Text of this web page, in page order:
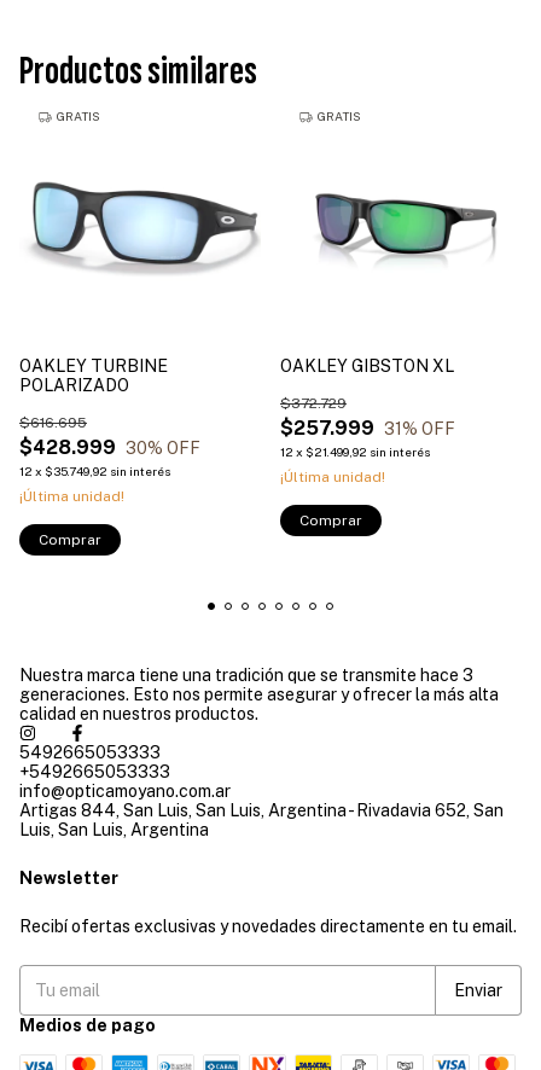
Productos similares
GRATIS
OAKLEY TURBINE
POLARIZADO
$428.999
$616.695
30% OFF
12 x $35.749,92 sin interés
¡Última unidad!
Comprar
GRATIS
OAKLEY GIBSTON XL
$257.999
$372.729
31% OFF
12 x $21.499,92 sin interés
¡Última unidad!
Comprar
Nuestra marca tiene una tradición que se transmite hace 3
generaciones. Esto nos permite asegurar y ofrecer la más alta
calidad en nuestros productos.
5492665053333
+5492665053333
info@opticamoyano.com.ar
Artigas 844, San Luis, San Luis, Argentina - Rivadavia 652, San
Luis, San Luis, Argentina
Newsletter
Recibí ofertas exclusivas y novedades directamente en tu email.
Medios de pago